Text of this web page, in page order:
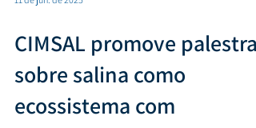
11 de jun. de 2025
CIMSAL promove palestra
sobre salina como